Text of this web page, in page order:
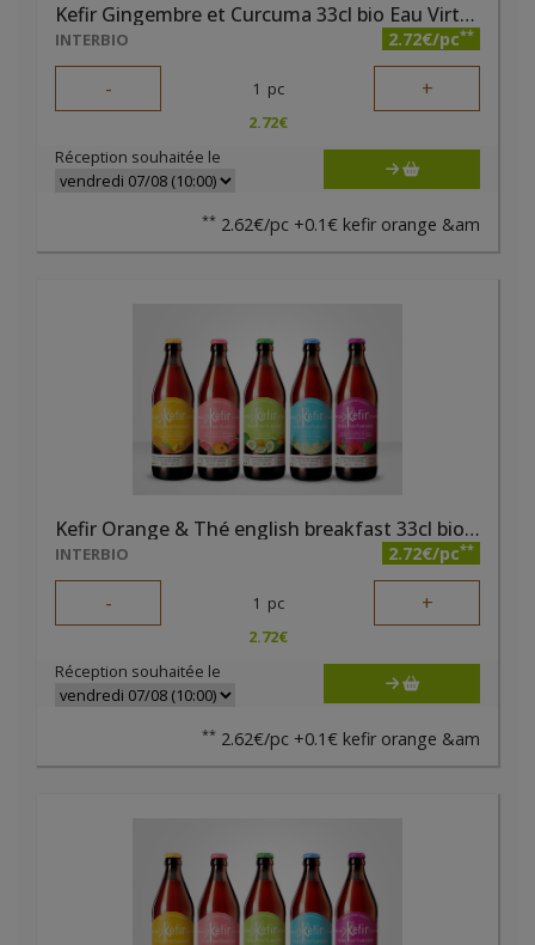
Kefir Gingembre et Curcuma 33cl bio Eau Virtueuse
INTERBIO 2.72€/pc**
- 1 pc +
2.72€
Réception souhaitée le
** 2.62€/pc +0.1€ kefir orange &am
Kefir Orange & Thé english breakfast 33cl bio Eau Virtueuse
INTERBIO 2.72€/pc**
- 1 pc +
2.72€
Réception souhaitée le
** 2.62€/pc +0.1€ kefir orange &am